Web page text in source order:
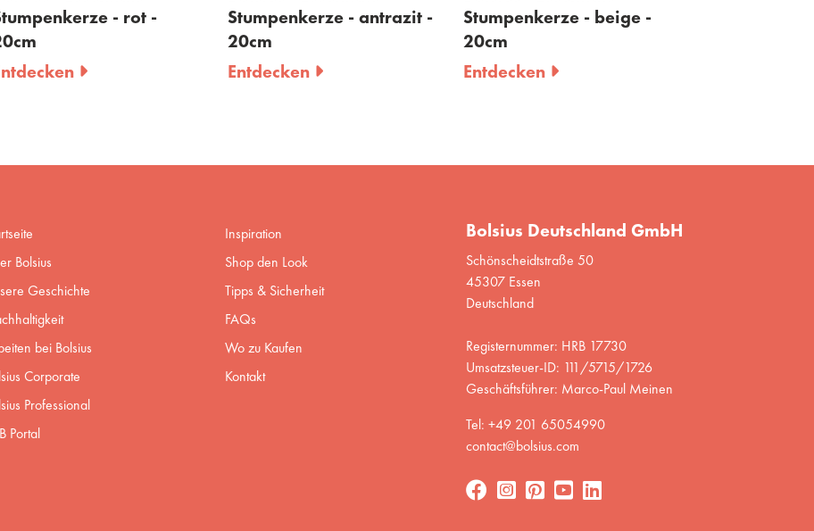
- rot -
Stumpenkerze - antrazit -
20cm
Entdecken
Stumpenkerze - beige -
20cm
Entdecken
Bolsius
Geschichte
bei Bolsius
Corporate
Professional
Portal
Inspiration
Shop den Look
Tipps & Sicherheit
FAQs
Wo zu Kaufen
Kontakt
Bolsius Deutschland GmbH
Schönscheidtstraße 50
45307 Essen
Deutschland
Registernummer: HRB 17730
Umsatzsteuer-ID: 111/5715/1726
Geschäftsführer: Marco-Paul Meinen
Tel: +49 201 65054990
contact@bolsius.com